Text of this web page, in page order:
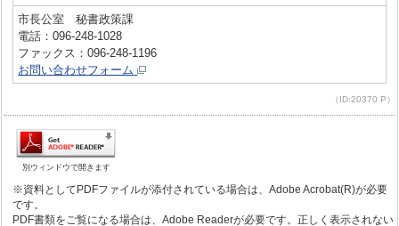
市長公室 秘書政策課
電話：096-248-1028
ファックス：096-248-1196
お問い合わせフォーム
（ID:20370 P）
別ウィンドウで開きます
※資料としてPDFファイルが添付されている場合は、Adobe Acrobat(R)が必要
です。
PDF書類をご覧になる場合は、Adobe Readerが必要です。正しく表示されない